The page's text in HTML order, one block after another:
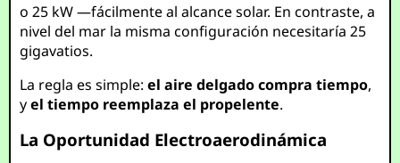
o 25 kW —fácilmente al alcance solar. En contraste, a
nivel del mar la misma configuración necesitaría 25
gigavatios.
La regla es simple:el aire delgado compra tiempo,
yel tiempo reemplaza el propelente.
La Oportunidad Electroaerodinámica